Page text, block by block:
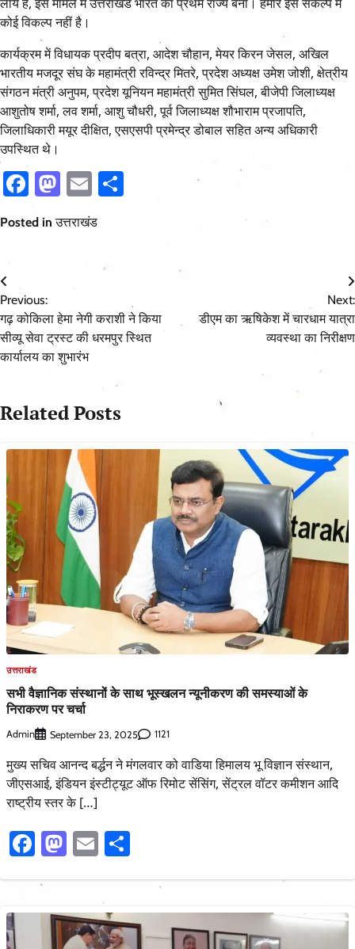
कोई विकल्प नहीं है।
कार्यक्रम में विधायक प्रदीप बत्रा, आदेश चौहान, मेयर किरन जेसल, अखिल
भारतीय मजदूर संघ के महामंत्री रविन्द्र मितरे, प्रदेश अध्यक्ष उमेश जोशी, क्षेत्रीय
संगठन मंत्री अनुपम, प्रदेश यूनियन महामंत्री सुमित सिंघल, बीजेपी जिलाध्यक्ष
आशुतोष शर्मा, लव शर्मा, आशु चौधरी, पूर्व जिलाध्यक्ष शौभाराम प्रजापति,
जिलाधिकारी मयूर दीक्षित, एसएसपी प्रमेन्द्र डोबाल सहित अन्य अधिकारी
उपस्थित थे।
Facebook
Mastodon
Email
Posted inउत्तराखंड
Post
navigation
Previous:
गढ़ कोकिला हेमा नेगी कराशी ने किया
सीव्यू सेवा ट्रस्ट की धरमपुर स्थित
कार्यालय का शुभारंभ
Next:
डीएम का ऋषिकेश में चारधाम यात्रा
व्यवस्था का निरीक्षण
Related Posts
उत्तराखंड
सभी वैज्ञानिक संस्थानों के साथ भूस्खलन न्यूनीकरण की समस्याओं के
निराकरण पर चर्चा
Admin September 23, 2025 1121
मुख्य सचिव आनन्द बर्द्धन ने मंगलवार को वाडिया हिमालय भू विज्ञान संस्थान,
जीएसआई, इंडियन इंस्टीट्यूट ऑफ रिमोट सेंसिंग, सेंट्रल वॉटर कमीशन आदि
राष्ट्रीय स्तर के […]
Facebook
Mastodon
Email